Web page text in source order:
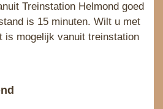
Treinstation Helmond goed
is 15 minuten. Wilt u met
is mogelijk vanuit treinstation